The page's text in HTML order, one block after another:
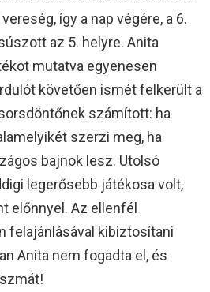
így a nap végére, a 6.
az 5. helyre. Anita
mutatva egyenesen
követően ismét felkerült a
számított: ha
szerzi meg, ha
bajnok lesz. Utolsó
legerősebb játékosa volt,
előnnyel. Az ellenfél
felajánlásával kibiztosítani
Anita nem fogadta el, és